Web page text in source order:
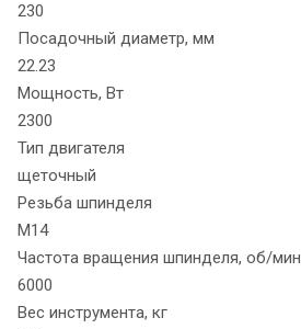
230
Посадочный диаметр, мм
22.23
Мощность, Вт
2300
Тип двигателя
щеточный
Резьба шпинделя
М14
Частота вращения шпинделя, об/мин
6000
Вес инструмента, кг